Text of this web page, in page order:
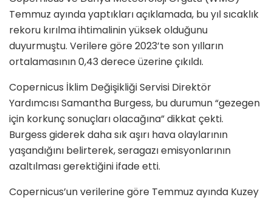
Temmuz ayında yaptıkları açıklamada, bu yıl sıcaklık
rekoru kırılma ihtimalinin yüksek olduğunu
duyurmuştu. Verilere göre 2023’te son yılların
ortalamasının 0,43 derece üzerine çıkıldı.
Copernicus İklim Değişikliği Servisi Direktör
Yardımcısı Samantha Burgess, bu durumun “gezegen
için korkunç sonuçları olacağına” dikkat çekti.
Burgess giderek daha sık aşırı hava olaylarının
yaşandığını belirterek, seragazı emisyonlarının
azaltılması gerektiğini ifade etti.
Copernicus’un verilerine göre Temmuz ayında Kuzey